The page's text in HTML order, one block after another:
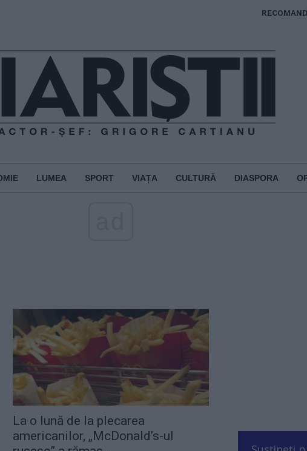
LUMEA SPORT VIAȚA CULTURĂ DIASPORA
La o lună de la plecarea
americanilor, „McDonald’s-ul